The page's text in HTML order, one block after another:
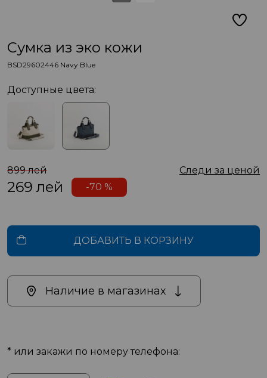
Сумка из эко кожи
BSD29602446 Navy Blue
Доступные цвета:
899 лей Следи за ценой
269лей -70 %
ДОБАВИТЬ В КОРЗИНУ
Наличие в магазинах
* или закажи по номеру телефона: